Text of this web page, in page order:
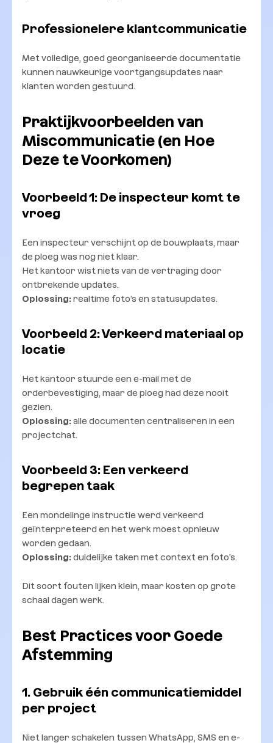
Professionelere klantcommunicatie
Met volledige, goed georganiseerde documentatie
kunnen nauwkeurige voortgangsupdates naar
klanten worden gestuurd.
Praktijkvoorbeelden van
Miscommunicatie (en Hoe
Deze te Voorkomen)
Voorbeeld 1: De inspecteur komt te
vroeg
Een inspecteur verschijnt op de bouwplaats, maar
de ploeg was nog niet klaar.
Het kantoor wist niets van de vertraging door
ontbrekende updates.
Oplossing:realtime foto’s en statusupdates.
Voorbeeld 2: Verkeerd materiaal op
locatie
Het kantoor stuurde een e-mail met de
orderbevestiging, maar de ploeg had deze nooit
gezien.
Oplossing:alle documenten centraliseren in een
projectchat.
Voorbeeld 3: Een verkeerd
begrepen taak
Een mondelinge instructie werd verkeerd
geïnterpreteerd en het werk moest opnieuw
worden gedaan.
Oplossing:duidelijke taken met context en foto’s.
Dit soort fouten lijken klein, maar kosten op grote
schaal dagen werk.
Best Practices voor Goede
Afstemming
1. Gebruik één communicatiemiddel
per project
Niet langer schakelen tussen WhatsApp, SMS en e-